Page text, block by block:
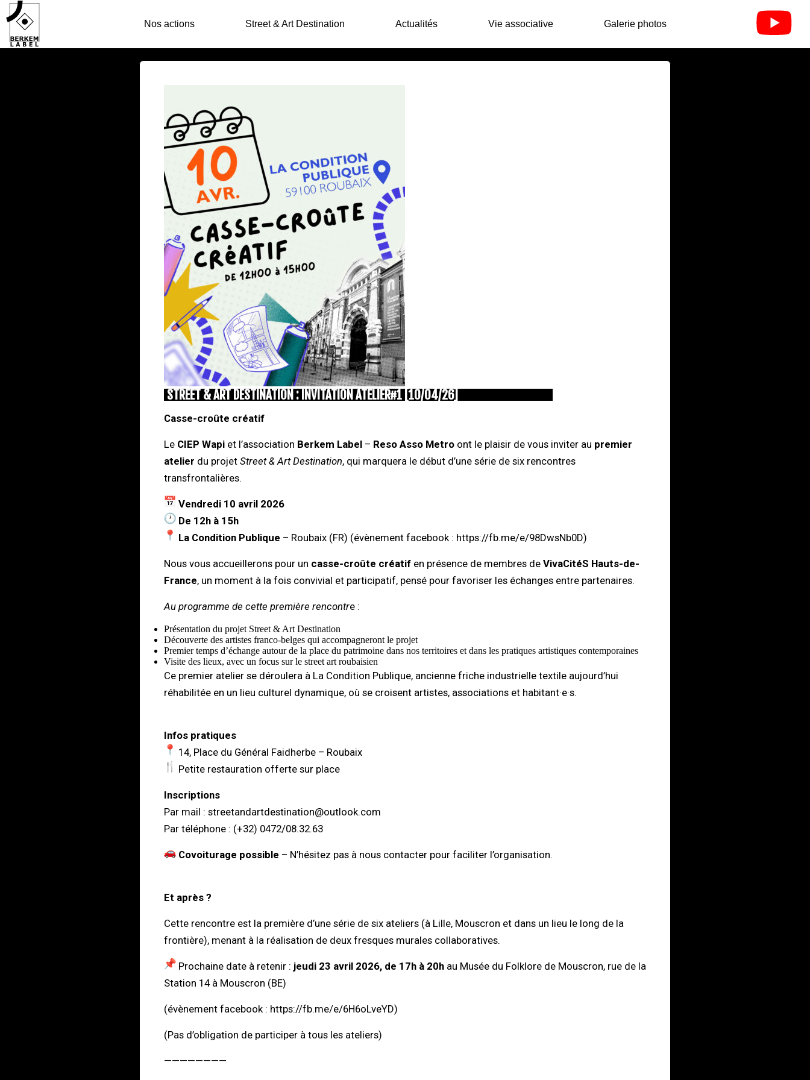
Nos actions Street & Art Destination Actualités Vie associative Galerie photos
STREET & ART DESTINATION : INVITATION ATELIER#1 [10/04/26]
Casse-croûte créatif
Le CIEP Wapi et l’association Berkem Label – Reso Asso Metro ont le plaisir de vous inviter au premier
atelier du projet Street & Art Destination, qui marquera le début d’une série de six rencontres
transfrontalières.
Vendredi 10 avril 2026
De 12h à 15h
La Condition Publique – Roubaix (FR) (évènement facebook : https://fb.me/e/98DwsNb0D)
Nous vous accueillerons pour un casse-croûte créatif en présence de membres de VivaCitéS Hauts-de-
France, un moment à la fois convivial et participatif, pensé pour favoriser les échanges entre partenaires.
Au programme de cette première rencontre :
Présentation du projet Street & Art Destination
Découverte des artistes franco-belges qui accompagneront le projet
Premier temps d’échange autour de la place du patrimoine dans nos territoires et dans les pratiques artistiques contemporaines
Visite des lieux, avec un focus sur le street art roubaisien
Ce premier atelier se déroulera à La Condition Publique, ancienne friche industrielle textile aujourd’hui
réhabilitée en un lieu culturel dynamique, où se croisent artistes, associations et habitant·e·s.
Infos pratiques
14, Place du Général Faidherbe – Roubaix
Petite restauration offerte sur place
Inscriptions
Par mail : streetandartdestination@outlook.com
Par téléphone : (+32) 0472/08.32.63
Covoiturage possible – N’hésitez pas à nous contacter pour faciliter l’organisation.
Et après ?
Cette rencontre est la première d’une série de six ateliers (à Lille, Mouscron et dans un lieu le long de la
frontière), menant à la réalisation de deux fresques murales collaboratives.
Prochaine date à retenir : jeudi 23 avril 2026, de 17h à 20h au Musée du Folklore de Mouscron, rue de la
Station 14 à Mouscron (BE)
(évènement facebook : https://fb.me/e/6H6oLveYD)
(Pas d’obligation de participer à tous les ateliers)
————————